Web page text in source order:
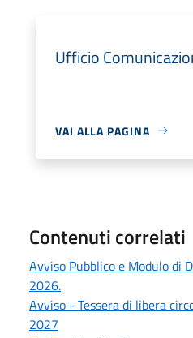
Ufficio
VAI ALLA PAGINA
Contenuti correlati
Avviso Pubblico e Modulo di
2026.
Avviso - Tessera di libera
2027